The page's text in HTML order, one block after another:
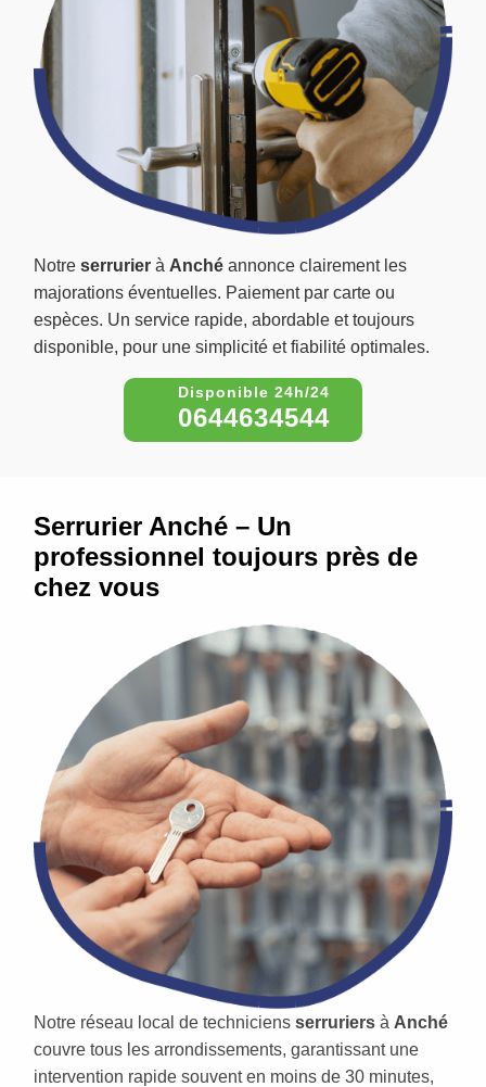
Notre serrurier à Anché annonce clairement les
majorations éventuelles. Paiement par carte ou
espèces. Un service rapide, abordable et toujours
disponible, pour une simplicité et fiabilité optimales.
0644634544
Serrurier Anché – Un
professionnel toujours près de
chez vous
Notre réseau local de techniciens serruriers à Anché
couvre tous les arrondissements, garantissant une
intervention rapide souvent en moins de 30 minutes,